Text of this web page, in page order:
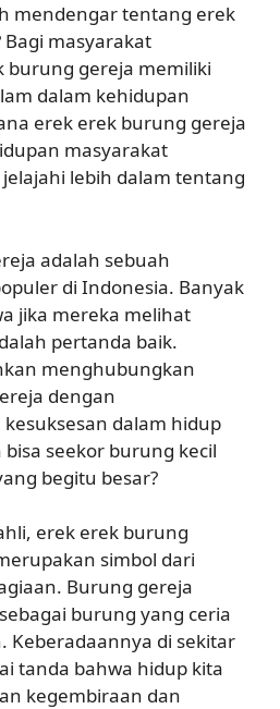
mendengar tentang erek
masyarakat
burung gereja memiliki
dalam kehidupan
erek erek burung gereja
masyarakat
lebih dalam tentang
adalah sebuah
di Indonesia. Banyak
jika mereka melihat
pertanda baik.
menghubungkan
dengan
dalam hidup
seekor burung kecil
begitu besar?
erek erek burung
simbol dari
Burung gereja
burung yang ceria
Keberadaannya di sekitar
tanda bahwa hidup kita
kegembiraan dan